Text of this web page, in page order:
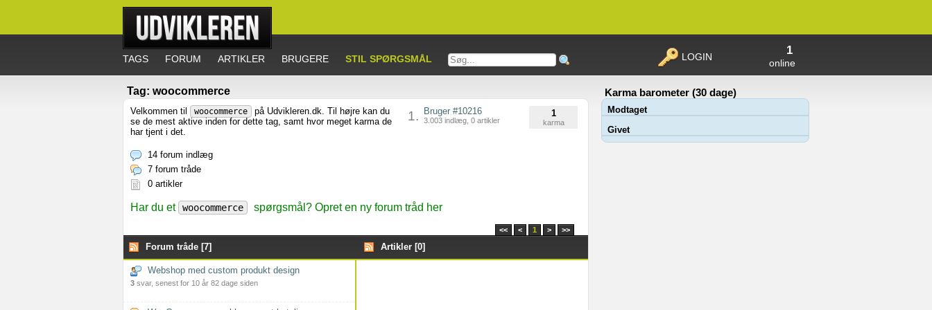
TAGS FORUM ARTIKLER BRUGERE STIL SPØRGSMÅL
1
online
LOGIN
Tag: woocommerce
Velkommen til woocommerce
på Udvikleren.dk. Til højre kan du
se de mest aktive inden for dette tag, samt hvor meget karma de
har tjent i det.
14 forum indlæg
7 forum tråde
0 artikler
1
karma
1. Bruger #10216
3.003 indlæg, 0 artikler
Har du et woocommerce spørgsmål? Opret en ny forum tråd her
<< < 1 > >>
Forum tråde [7] Artikler [0]
Webshop med custom produkt design
3 svar, senest for 10 år 82 dage siden
Karma barometer (30 dage)
Modtaget
Givet